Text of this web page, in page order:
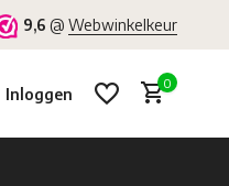
9,6 @ Webwinkelkeur
Inloggen
0